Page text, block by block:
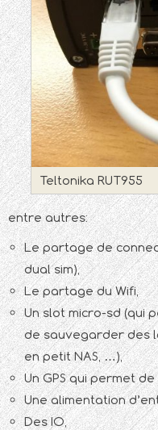
Teltonika RUT955
entre autres:
Le partage de
dual sim),
Le partage du Wifi,
Un slot micro-sd (qui
de sauvegarder des
en petit NAS, …),
Un GPS qui permet
Une alimentation
Des IO,